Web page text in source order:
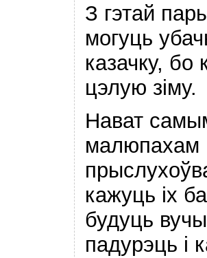
З гэтай
могуць
казачку, бо
цэлую зіму.
Нават
малюпахам
кажуць іх
будуць
падурэць і